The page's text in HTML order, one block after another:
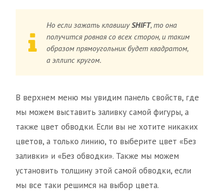
Но если зажать клавишуSHIFT, то она
получится ровная со всех сторон, и таким
образом прямоугольник будет квадратом,
а эллипс кругом.
В верхнем меню мы увидим панель свойств, где
мы можем выставить заливку самой фигуры, а
также цвет обводки. Если вы не хотите никаких
цветов, а только линию, то выберите цвет «Без
заливки» и «Без обводки». Также мы можем
установить толщину этой самой обводки, если
мы все таки решимся на выбор цвета.